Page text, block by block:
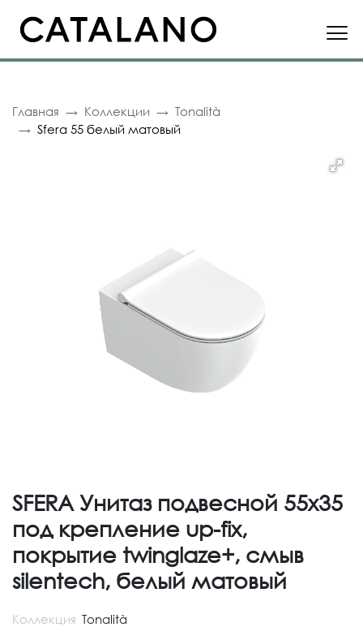
Главная Коллекции
Tonalità
Sfera 55 белый матовый
SFERA Унитаз подвесной 55x35
под крепление up-fix,
покрытие twinglaze+, смыв
silentech, белый матовый
Коллекция Tonalità